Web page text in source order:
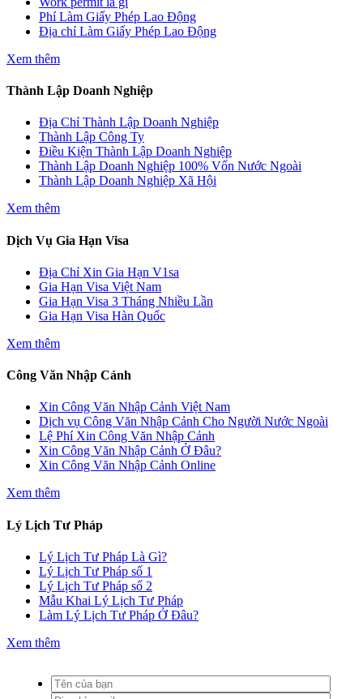
Phí Làm Giấy Phép Lao Động
Địa chỉ Làm Giấy Phép Lao Động
Xem thêm
Thành Lập Doanh Nghiệp
Địa Chỉ Thành Lập Doanh Nghiệp
Thành Lập Công Ty
Điều Kiện Thành Lập Doanh Nghiệp
Thành Lập Doanh Nghiệp 100% Vốn Nước Ngoài
Thành Lập Doanh Nghiệp Xã Hội
Xem thêm
Dịch Vụ Gia Hạn Visa
Địa Chỉ Xin Gia Hạn V1sa
Gia Hạn Visa Việt Nam
Gia Hạn Visa 3 Tháng Nhiều Lần
Gia Hạn Visa Hàn Quốc
Xem thêm
Công Văn Nhập Cảnh
Xin Công Văn Nhập Cảnh Việt Nam
Dịch vụ Công Văn Nhập Cảnh Cho Người Nước Ngoài
Lệ Phí Xin Công Văn Nhập Cảnh
Xin Công Văn Nhập Cảnh Ở Đâu?
Xin Công Văn Nhập Cảnh Online
Xem thêm
Lý Lịch Tư Pháp
Lý Lịch Tư Pháp Là Gì?
Lý Lịch Tư Pháp số 1
Lý Lịch Tư Pháp số 2
Mẫu Khai Lý Lịch Tư Pháp
Làm Lý Lịch Tư Pháp Ở Đâu?
Xem thêm